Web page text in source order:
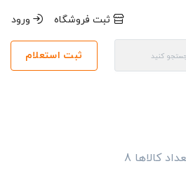
ثبت فروشگاه ورود
ثبت استعلام
کالاها 8